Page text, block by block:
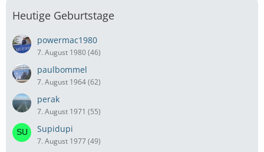
Heutige Geburtstage
powermac1980
7. August 1980 (46)
paulbommel
7. August 1964 (62)
perak
7. August 1971 (55)
Supidupi
7. August 1977 (49)